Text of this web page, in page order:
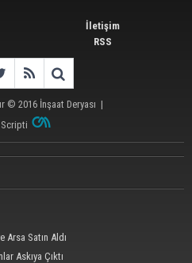
İletişim
RSS
© 2016 İnşaat Deryası |
Arsa Satın Aldı
Askıya Çıktı